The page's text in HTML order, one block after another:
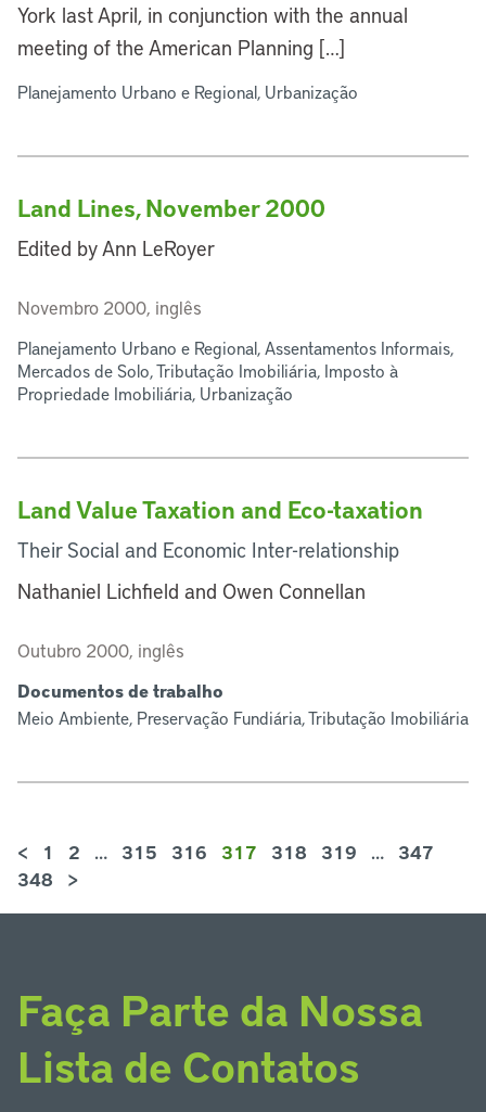
York last April, in conjunction with the annual
meeting of the American Planning […]
Planejamento Urbano e Regional, Urbanização
Land Lines, November 2000
Edited by Ann LeRoyer
Novembro 2000, inglês
Planejamento Urbano e Regional, Assentamentos Informais,
Mercados de Solo, Tributação Imobiliária, Imposto à
Propriedade Imobiliária, Urbanização
Land Value Taxation and Eco-taxation
Their Social and Economic Inter-relationship
Nathaniel Lichfield and Owen Connellan
Outubro 2000, inglês
Documentos de trabalho
Meio Ambiente, Preservação Fundiária, Tributação Imobiliária
< 1 2 … 315 316 317 318 319 …
347
348
>
Faça Parte da Nossa
Lista de Contatos